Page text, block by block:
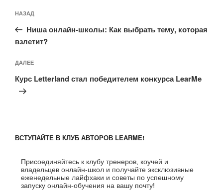
по
записям
Предыдущая
запись:
НАЗАД
Ниша онлайн-школы: Как выбрать тему, которая
взлетит?
Следующая
запись
ДАЛЕЕ
Курс Letterland стал победителем конкурса LearMe
ВСТУПАЙТЕ В КЛУБ АВТОРОВ LEARME!
Присоединяйтесь к клубу тренеров, коучей и
владельцев онлайн-школ и получайте эксклюзивные
еженедельные лайфхаки и советы по успешному
запуску онлайн-обучения на вашу почту!